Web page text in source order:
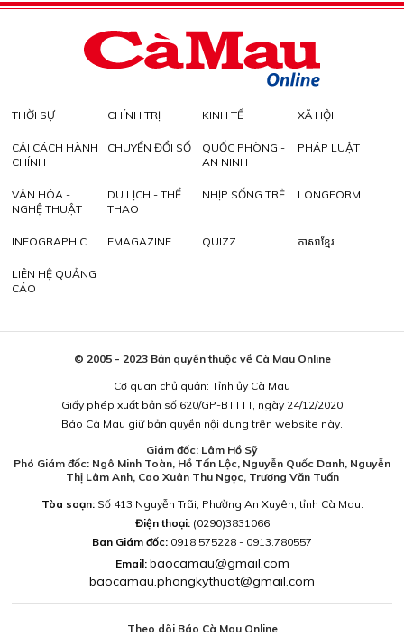
THỜI SỰ CHÍNH TRỊ KINH TẾ XÃ HỘI
CẢI CÁCH HÀNH
CHÍNH
CHUYỂN ĐỔI SỐ
QUỐC PHÒNG -
AN NINH
PHÁP LUẬT
VĂN HÓA -
NGHỆ THUẬT
DU LỊCH - THỂ
THAO
NHỊP SỐNG TRẺ LONGFORM
INFOGRAPHIC EMAGAZINE QUIZZ ភាសាខ្មែរ
LIÊN HỆ QUẢNG
CÁO
© 2005 - 2023 Bản quyền thuộc về Cà Mau Online
Cơ quan chủ quản: Tỉnh ủy Cà Mau
Giấy phép xuất bản số 620/GP-BTTTT, ngày 24/12/2020
Báo Cà Mau giữ bản quyền nội dung trên website này.
Giám đốc: Lâm Hồ Sỹ
Phó Giám đốc: Ngô Minh Toàn, Hồ Tấn Lộc, Nguyễn Quốc Danh, Nguyễn
Thị Lâm Anh, Cao Xuân Thu Ngọc, Trương Văn Tuấn
Tòa soạn:Số 413 Nguyễn Trãi, Phường An Xuyên, tỉnh Cà Mau.
Điện thoại: (0290)3831066
Ban Giám đốc: 0918.575228 - 0913.780557
Email: baocamau@gmail.com
baocamau.phongkythuat@gmail.com
Theo dõi Báo Cà Mau Online